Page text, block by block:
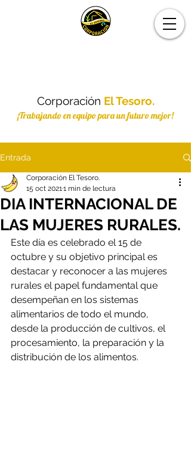
Corporación El Tesoro.
¡Trabajando en equipo para un futuro mejor!
Entrada
DIA INTERNACIONAL DE
LAS MUJERES RURALES.
Corporación El Tesoro.
15 oct 20211 min de lectura
Este día es celebrado el 15 de
octubre y su objetivo principal es
destacar y reconocer a las mujeres
rurales el papel fundamental que
desempeñan en los sistemas
alimentarios de todo el mundo,
desde la producción de cultivos, el
procesamiento, la preparación y la
distribución de los alimentos.